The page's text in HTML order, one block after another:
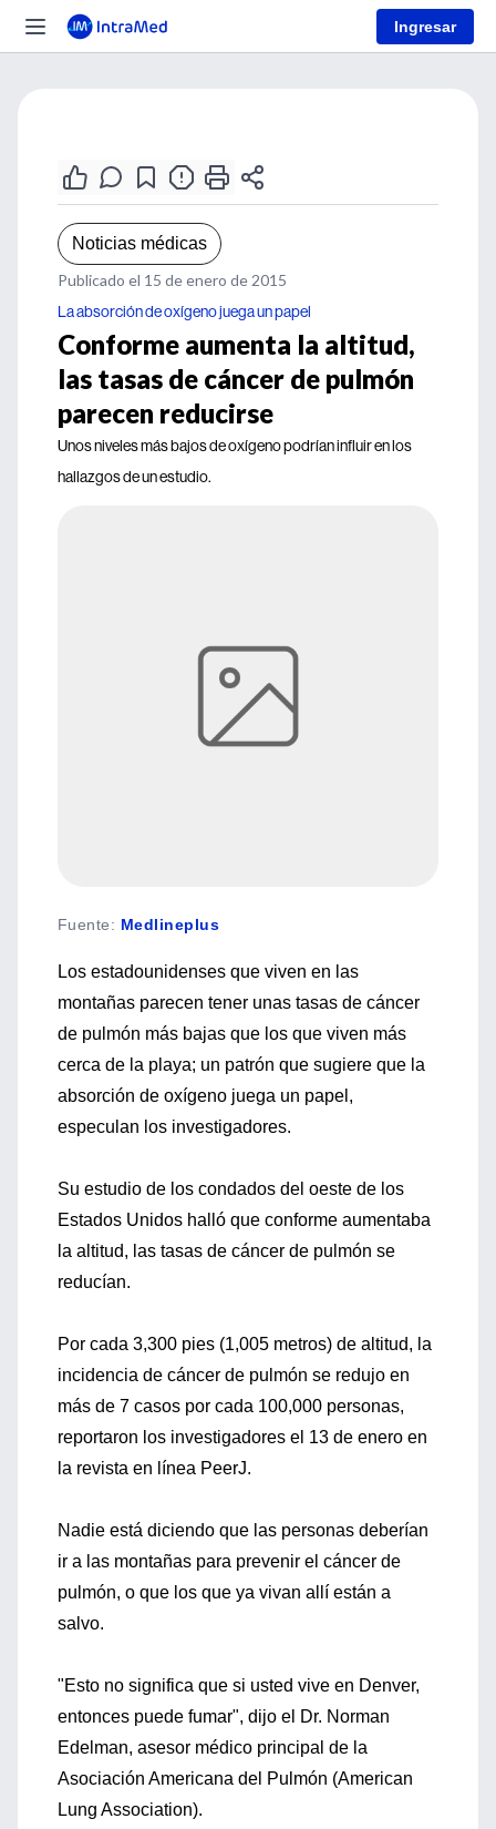
Ingresar
Noticias médicas
Publicado el 15 de enero de 2015
La absorción de oxígeno juega un papel
Conforme aumenta la altitud,
las tasas de cáncer de pulmón
parecen reducirse
Unos niveles más bajos de oxígeno podrían influir en los
hallazgos de un estudio.
Fuente: Medlineplus
Los estadounidenses que viven en las
montañas parecen tener unas tasas de cáncer
de pulmón más bajas que los que viven más
cerca de la playa; un patrón que sugiere que la
absorción de oxígeno juega un papel,
especulan los investigadores.
Su estudio de los condados del oeste de los
Estados Unidos halló que conforme aumentaba
la altitud, las tasas de cáncer de pulmón se
reducían.
Por cada 3,300 pies (1,005 metros) de altitud, la
incidencia de cáncer de pulmón se redujo en
más de 7 casos por cada 100,000 personas,
reportaron los investigadores el 13 de enero en
la revista en línea PeerJ.
Nadie está diciendo que las personas deberían
ir a las montañas para prevenir el cáncer de
pulmón, o que los que ya vivan allí están a
salvo.
"Esto no significa que si usted vive en Denver,
entonces puede fumar", dijo el Dr. Norman
Edelman, asesor médico principal de la
Asociación Americana del Pulmón (American
Lung Association).